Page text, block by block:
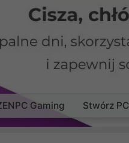
Gaming Stwórz PC